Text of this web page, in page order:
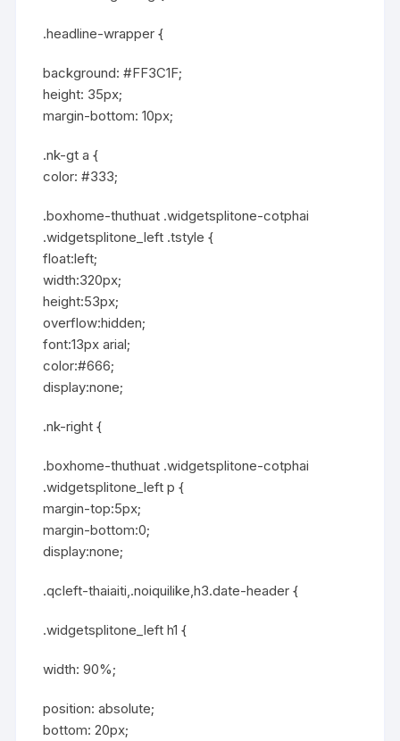
.headline-wrapper {
background: #FF3C1F;
height: 35px;
margin-bottom: 10px;
.nk-gt a {
color: #333;
.boxhome-thuthuat .widgetsplitone-cotphai
.widgetsplitone_left .tstyle {
float:left;
width:320px;
height:53px;
overflow:hidden;
font:13px arial;
color:#666;
display:none;
.nk-right {
.boxhome-thuthuat .widgetsplitone-cotphai
.widgetsplitone_left p {
margin-top:5px;
margin-bottom:0;
display:none;
.qcleft-thaiaiti,.noiquilike,h3.date-header {
.widgetsplitone_left h1 {
width: 90%;
position: absolute;
bottom: 20px;